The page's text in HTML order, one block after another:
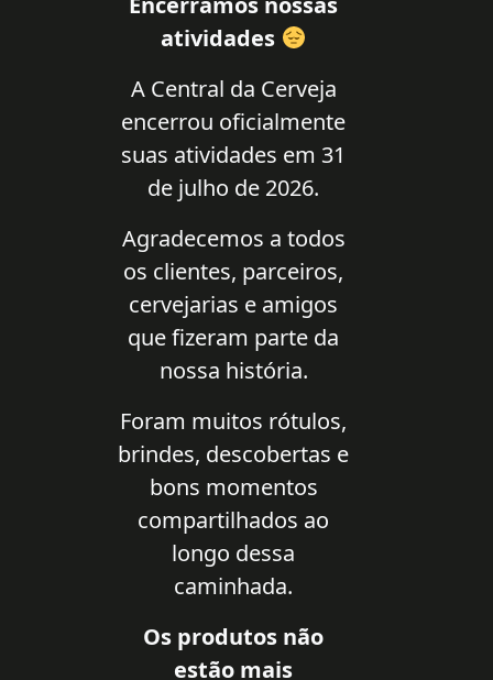
atividades
A Central da Cerveja
encerrou oficialmente
suas atividades em 31
de julho de 2026.
Agradecemos a todos
os clientes, parceiros,
cervejarias e amigos
que fizeram parte da
nossa história.
Foram muitos rótulos,
brindes, descobertas e
bons momentos
compartilhados ao
longo dessa
caminhada.
Os produtos não
estão mais